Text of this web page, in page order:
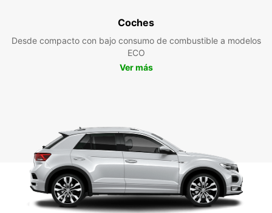
Coches
Desde compacto con bajo consumo de combustible a modelos
ECO
Ver más